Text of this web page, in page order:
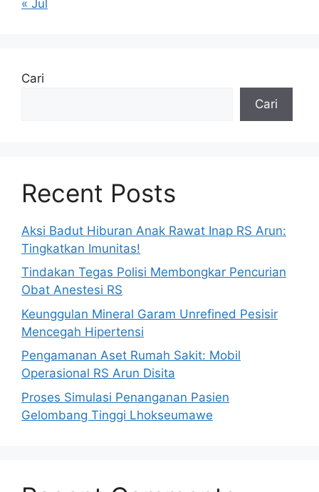
« Jul
Cari
Cari
Recent Posts
Aksi Badut Hiburan Anak Rawat Inap RS Arun:
Tingkatkan Imunitas!
Tindakan Tegas Polisi Membongkar Pencurian
Obat Anestesi RS
Keunggulan Mineral Garam Unrefined Pesisir
Mencegah Hipertensi
Pengamanan Aset Rumah Sakit: Mobil
Operasional RS Arun Disita
Proses Simulasi Penanganan Pasien
Gelombang Tinggi Lhokseumawe